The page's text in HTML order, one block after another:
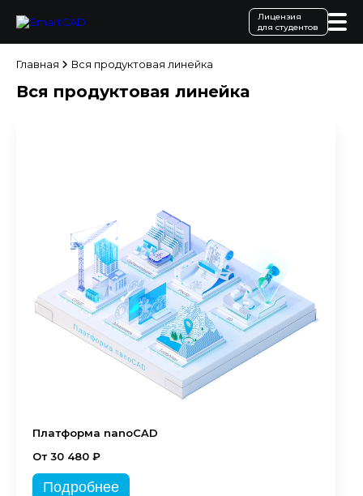
Лицензия
для студентов
Главная Вся продуктовая линейка
Вся продуктовая линейка
Платформа nanoCAD
От 30 480 ₽
Подробнее